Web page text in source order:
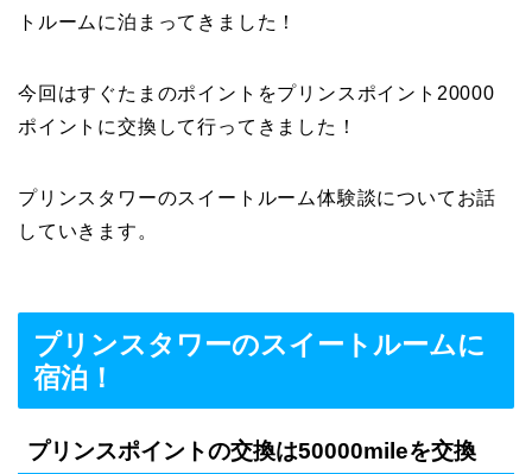
トルームに泊まってきました！
今回はすぐたまのポイントをプリンスポイント20000
ポイントに交換して行ってきました！
プリンスタワーのスイートルーム体験談についてお話
していきます。
プリンスタワーのスイートルームに
宿泊！
プリンスポイントの交換は50000mileを交換